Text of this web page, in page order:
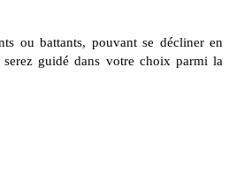
ou battants, pouvant se décliner en
guidé dans votre choix parmi la